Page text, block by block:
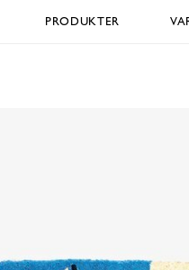
PRODUKTER